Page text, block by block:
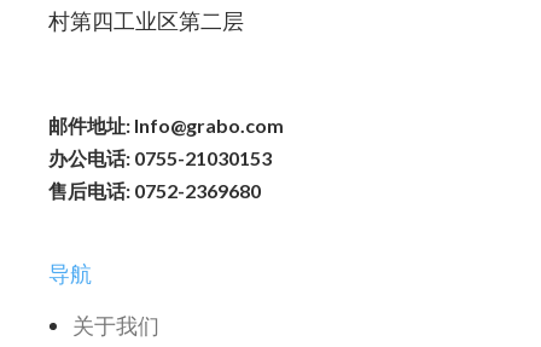
村第四工业区第二层
邮件地址: Info@grabo.com
办公电话: 0755-21030153
售后电话: 0752-2369680
导航
关于我们